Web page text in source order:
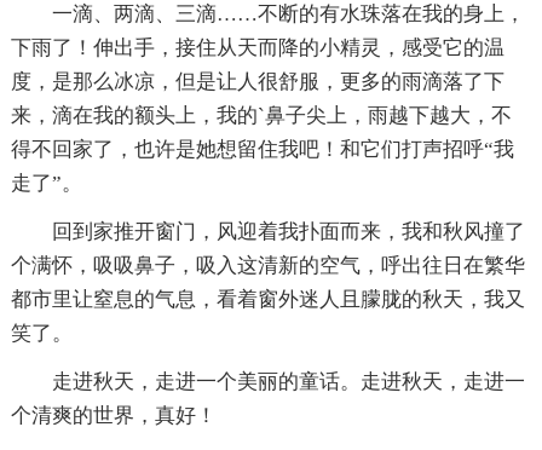
一滴、两滴、三滴……不断的有水珠落在我的身上，
下雨了！伸出手，接住从天而降的小精灵，感受它的温
度，是那么冰凉，但是让人很舒服，更多的雨滴落了下
来，滴在我的额头上，我的`鼻子尖上，雨越下越大，不
得不回家了，也许是她想留住我吧！和它们打声招呼“我
走了”。
回到家推开窗门，风迎着我扑面而来，我和秋风撞了
个满怀，吸吸鼻子，吸入这清新的空气，呼出往日在繁华
都市里让窒息的气息，看着窗外迷人且朦胧的秋天，我又
笑了。
走进秋天，走进一个美丽的童话。走进秋天，走进一
个清爽的世界，真好！